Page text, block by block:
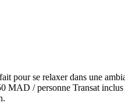
pour se relaxer dans une
MAD / personne Transat